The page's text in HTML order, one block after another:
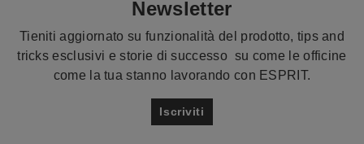
Newsletter
Tieniti aggiornato su funzionalità del prodotto, tips and
tricks esclusivi e storie di successo su come le officine
come la tua stanno lavorando con ESPRIT.
Iscriviti